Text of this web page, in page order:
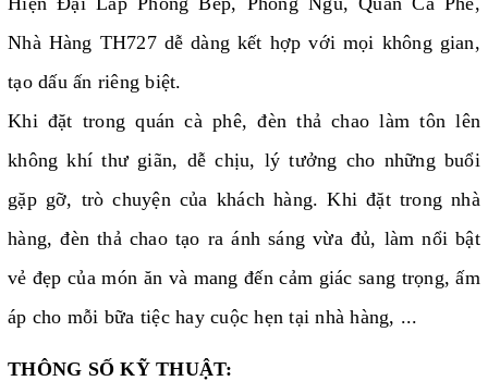
Nhà Hàng TH727 dễ dàng kết hợp với mọi không gian,
tạo dấu ấn riêng biệt.
Khi đặt trong quán cà phê, đèn thả chao làm tôn lên
không khí thư giãn, dễ chịu, lý tưởng cho những buổi
gặp gỡ, trò chuyện của khách hàng. Khi đặt trong nhà
hàng, đèn thả chao tạo ra ánh sáng vừa đủ, làm nổi bật
vẻ đẹp của món ăn và mang đến cảm giác sang trọng, ấm
áp cho mỗi bữa tiệc hay cuộc hẹn tại nhà hàng, ...
THÔNG SỐ KỸ THUẬT: